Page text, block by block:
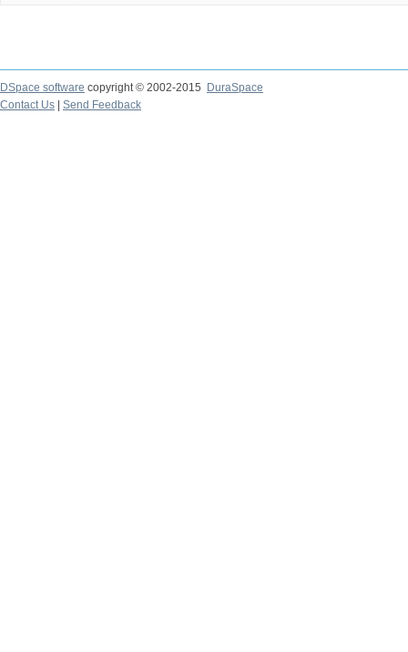
DSpace software copyright © 2002-2015
DuraSpace
Contact Us
Send Feedback